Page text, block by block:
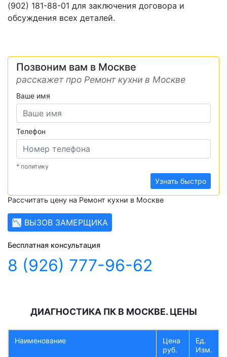
(902) 181-88-01 для заключения договора и
обсуждения всех деталей.
Позвоним вам в Москве
расскажет про Ремонт кухни в Москве
Ваше имя
Телефон
* политику
Узнать быстро
Рассчитать цену на Ремонт кухни в Москве
📉 ВЫЗОВ ЗАМЕРЩИКА
Бесплатная консультация
8 (926) 777-96-62
ДИАГНОСТИКА ПК В МОСКВЕ. ЦЕНЫ
Наименование
Цена
руб.
Ед.
Изм.